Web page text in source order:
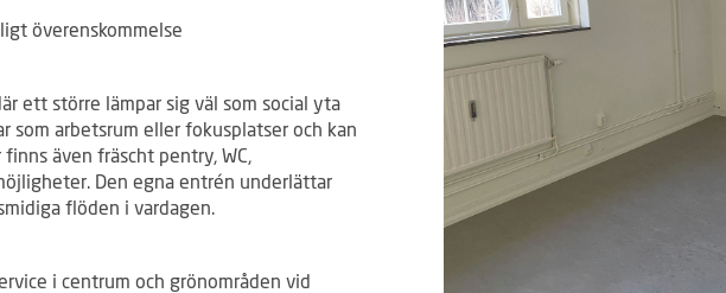
överenskommelse
ett större lämpar sig väl som social yta
som arbetsrum eller fokusplatser och kan
även fräscht pentry, WC,
Den egna entrén underlättar
flöden i vardagen.
i centrum och grönområden vid